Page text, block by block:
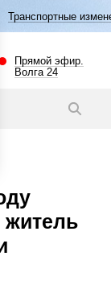
изменения
Прямой эфир.
Волга 24